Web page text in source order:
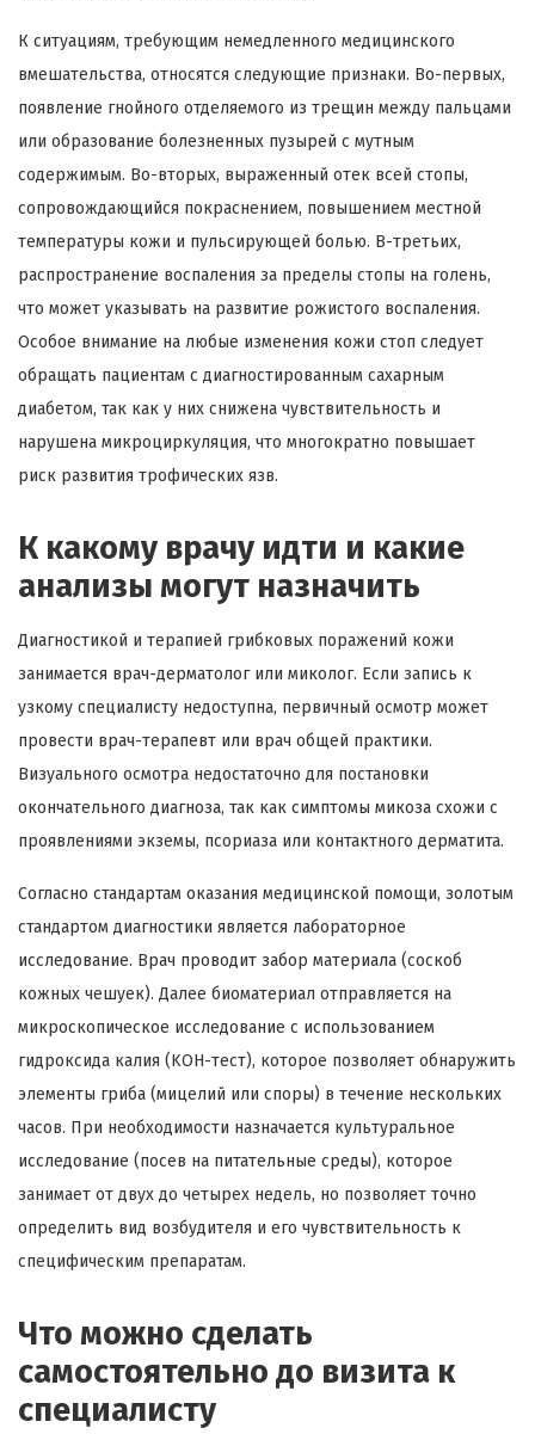
К ситуациям, требующим немедленного медицинского
вмешательства, относятся следующие признаки. Во-первых,
появление гнойного отделяемого из трещин между пальцами
или образование болезненных пузырей с мутным
содержимым. Во-вторых, выраженный отек всей стопы,
сопровождающийся покраснением, повышением местной
температуры кожи и пульсирующей болью. В-третьих,
распространение воспаления за пределы стопы на голень,
что может указывать на развитие рожистого воспаления.
Особое внимание на любые изменения кожи стоп следует
обращать пациентам с диагностированным сахарным
диабетом, так как у них снижена чувствительность и
нарушена микроциркуляция, что многократно повышает
риск развития трофических язв.
К какому врачу идти и какие
анализы могут назначить
Диагностикой и терапией грибковых поражений кожи
занимается врач-дерматолог или миколог. Если запись к
узкому специалисту недоступна, первичный осмотр может
провести врач-терапевт или врач общей практики.
Визуального осмотра недостаточно для постановки
окончательного диагноза, так как симптомы микоза схожи с
проявлениями экземы, псориаза или контактного дерматита.
Согласно стандартам оказания медицинской помощи, золотым
стандартом диагностики является лабораторное
исследование. Врач проводит забор материала (соскоб
кожных чешуек). Далее биоматериал отправляется на
микроскопическое исследование с использованием
гидроксида калия (KOH-тест), которое позволяет обнаружить
элементы гриба (мицелий или споры) в течение нескольких
часов. При необходимости назначается культуральное
исследование (посев на питательные среды), которое
занимает от двух до четырех недель, но позволяет точно
определить вид возбудителя и его чувствительность к
специфическим препаратам.
Что можно сделать
самостоятельно до визита к
специалисту